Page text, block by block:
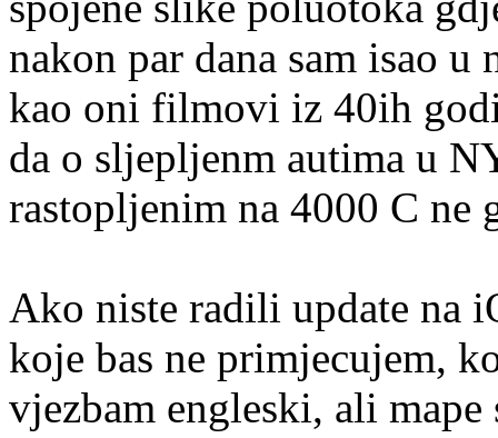
nakon par dana sam isao
kao oni filmovi iz 40ih
da o sljepljenm autima u
rastopljenim na 4000 C ne
Ako niste radili update na
koje bas ne primjecujem,
vjezbam engleski, ali